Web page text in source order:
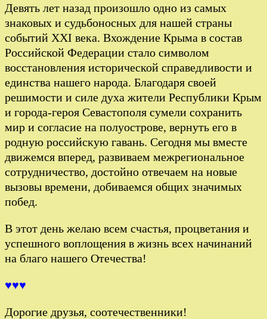
Девять лет назад произошло одно из самых
знаковых и судьбоносных для нашей страны
событий XXI века. Вхождение Крыма в состав
Российской Федерации стало символом
восстановления исторической справедливости и
единства нашего народа. Благодаря своей
решимости и силе духа жители Республики Крым
и города-героя Севастополя сумели сохранить
мир и согласие на полуострове, вернуть его в
родную российскую гавань. Сегодня мы вместе
движемся вперед, развиваем межрегиональное
сотрудничество, достойно отвечаем на новые
вызовы времени, добиваемся общих значимых
побед.
В этот день желаю всем счастья, процветания и
успешного воплощения в жизнь всех начинаний
на благо нашего Отечества!
♥♥♥
Дорогие друзья, соотечественники!